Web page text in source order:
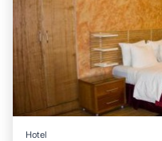
Hotel